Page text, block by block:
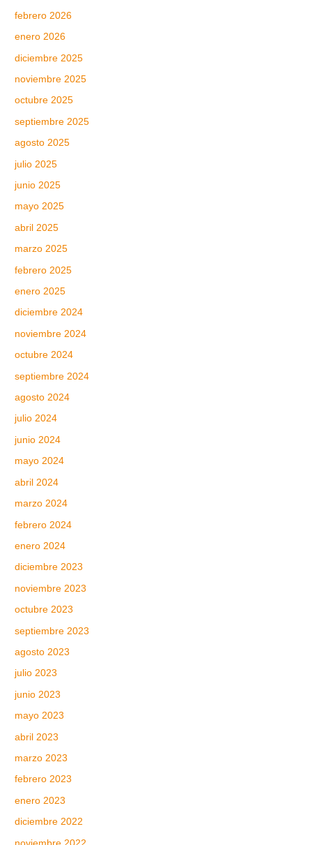
febrero 2026
enero 2026
diciembre 2025
noviembre 2025
octubre 2025
septiembre 2025
agosto 2025
julio 2025
junio 2025
mayo 2025
abril 2025
marzo 2025
febrero 2025
enero 2025
diciembre 2024
noviembre 2024
octubre 2024
septiembre 2024
agosto 2024
julio 2024
junio 2024
mayo 2024
abril 2024
marzo 2024
febrero 2024
enero 2024
diciembre 2023
noviembre 2023
octubre 2023
septiembre 2023
agosto 2023
julio 2023
junio 2023
mayo 2023
abril 2023
marzo 2023
febrero 2023
enero 2023
diciembre 2022